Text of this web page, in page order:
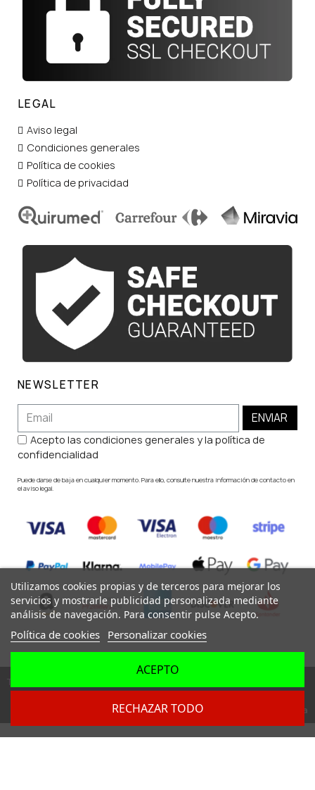
LEGAL
Aviso legal
Condiciones generales
Política de cookies
Política de privacidad
NEWSLETTER
ENVIAR
Acepto las condiciones generales y la política de
confidencialidad
Puede darse de baja en cualquier momento. Para ello, consulte nuestra información de contacto en
el aviso legal.
Todos los derechos reservados ©
Dev. byDigital Agency Barcelona
Utilizamos cookies propias y de terceros para mejorar los
servicios y mostrarle publicidad personalizada mediante
análisis de navegación. Para consentir pulse Acepto.
Política de cookies Personalizar cookies
RECHAZAR TODO
ACEPTO